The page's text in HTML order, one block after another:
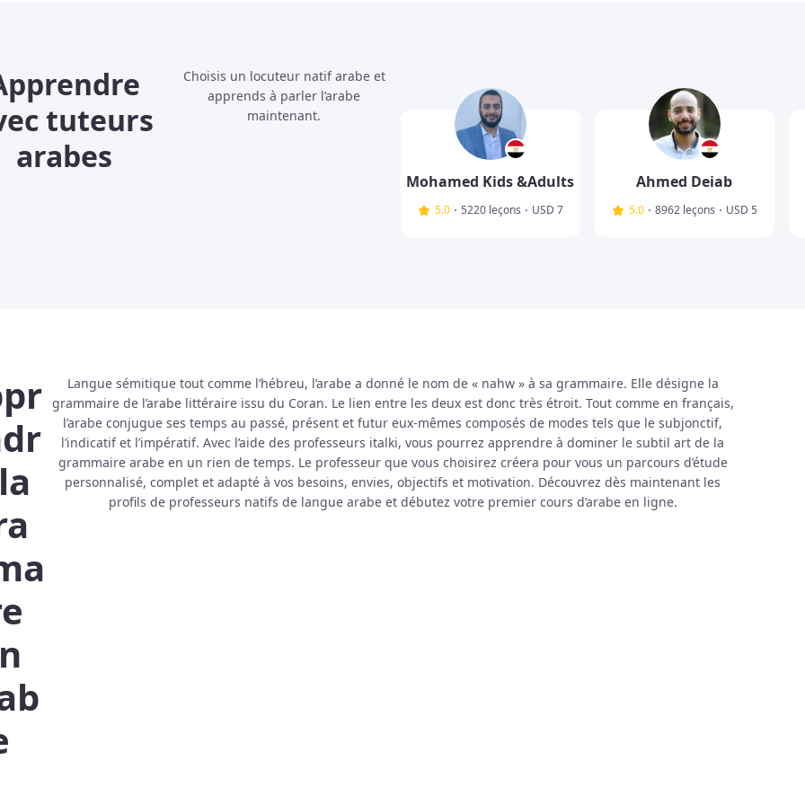
tuteurs
arabes
Choisis un locuteur natif arabe et
apprends à parler l’arabe
maintenant.
Mohamed Kids &Adults
5.0 · 5220 leçons · USD7
Ahmed Deiab
5.0 · 8962 leçons · USD5
Langue sémitique tout comme l’hébreu, l’arabe a donné le nom de « nahw » à sa grammaire. Elle désigne la
grammaire de l’arabe littéraire issu du Coran. Le lien entre les deux est donc très étroit. Tout comme en français,
l’arabe conjugue ses temps au passé, présent et futur eux-mêmes composés de modes tels que le subjonctif,
l’indicatif et l’impératif. Avec l’aide des professeurs italki, vous pourrez apprendre à dominer le subtil art de la
grammaire arabe en un rien de temps. Le professeur que vous choisirez créera pour vous un parcours d’étude
personnalisé, complet et adapté à vos besoins, envies, objectifs et motivation. Découvrez dès maintenant les
profils de professeurs natifs de langue arabe et débutez votre premier cours d’arabe en ligne.